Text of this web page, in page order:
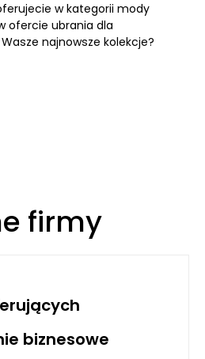
w kategorii mody
ofercie ubrania dla
najnowsze kolekcje?
firmy
biznesowe